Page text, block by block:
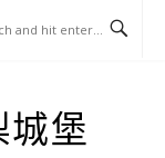
城堡